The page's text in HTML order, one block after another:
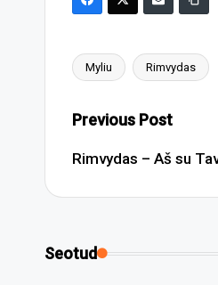
Tags:
Myliu Rimvydas
Post
navigation
Previous Post
Rimvydas – Aš su
Seotud